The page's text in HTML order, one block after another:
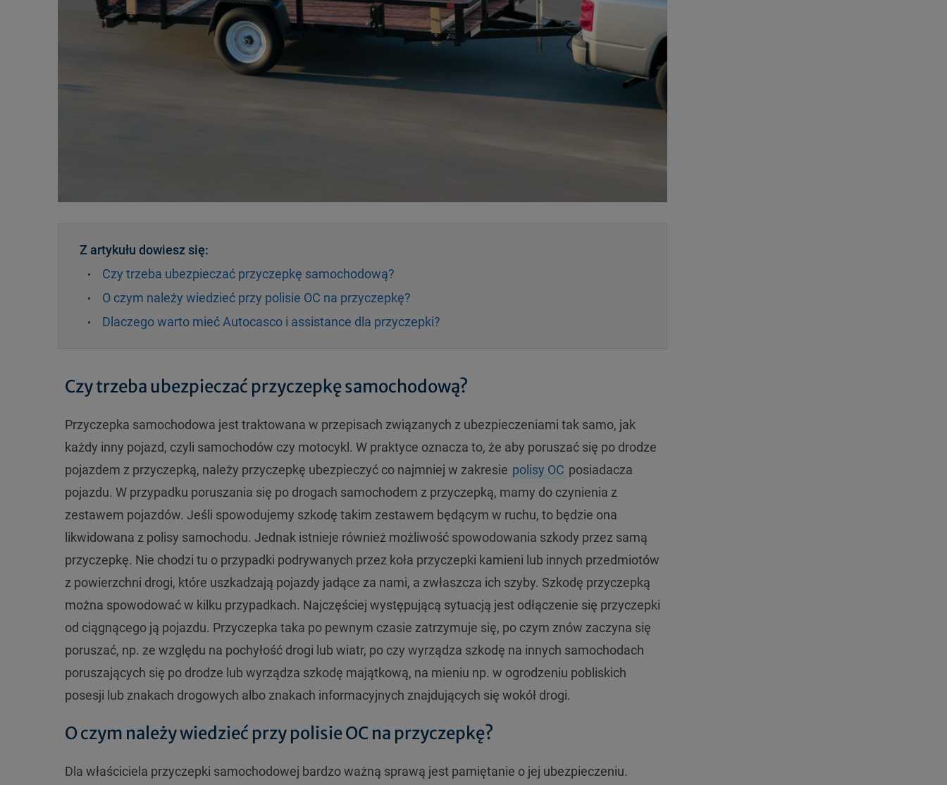
Z artykułu dowiesz się:
Czy trzeba ubezpieczać przyczepkę samochodową?
O czym należy wiedzieć przy polisie OC na przyczepkę?
Dlaczego warto mieć Autocasco i assistance dla przyczepki?
Czy trzeba ubezpieczać przyczepkę samochodową?
Przyczepka samochodowa jest traktowana w przepisach związanych z ubezpieczeniami tak samo, jak
każdy inny pojazd, czyli samochodów czy motocykl. W praktyce oznacza to, że aby poruszać się po drodze
pojazdem z przyczepką, należy przyczepkę ubezpieczyć co najmniej w zakresie polisy OC posiadacza
pojazdu. W przypadku poruszania się po drogach samochodem z przyczepką, mamy do czynienia z
zestawem pojazdów. Jeśli spowodujemy szkodę takim zestawem będącym w ruchu, to będzie ona
likwidowana z polisy samochodu. Jednak istnieje również możliwość spowodowania szkody przez samą
przyczepkę. Nie chodzi tu o przypadki podrywanych przez koła przyczepki kamieni lub innych przedmiotów
z powierzchni drogi, które uszkadzają pojazdy jadące za nami, a zwłaszcza ich szyby. Szkodę przyczepką
można spowodować w kilku przypadkach. Najczęściej występującą sytuacją jest odłączenie się przyczepki
od ciągnącego ją pojazdu. Przyczepka taka po pewnym czasie zatrzymuje się, po czym znów zaczyna się
poruszać, np. ze względu na pochyłość drogi lub wiatr, po czy wyrządza szkodę na innych samochodach
poruszających się po drodze lub wyrządza szkodę majątkową, na mieniu np. w ogrodzeniu pobliskich
posesji lub znakach drogowych albo znakach informacyjnych znajdujących się wokół drogi.
O czym należy wiedzieć przy polisie OC na przyczepkę?
Dla właściciela przyczepki samochodowej bardzo ważną sprawą jest pamiętanie o jej ubezpieczeniu.